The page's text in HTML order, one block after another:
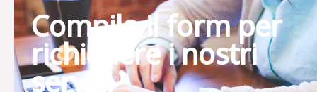
Compila il form per
richiedere i nostri
servizi